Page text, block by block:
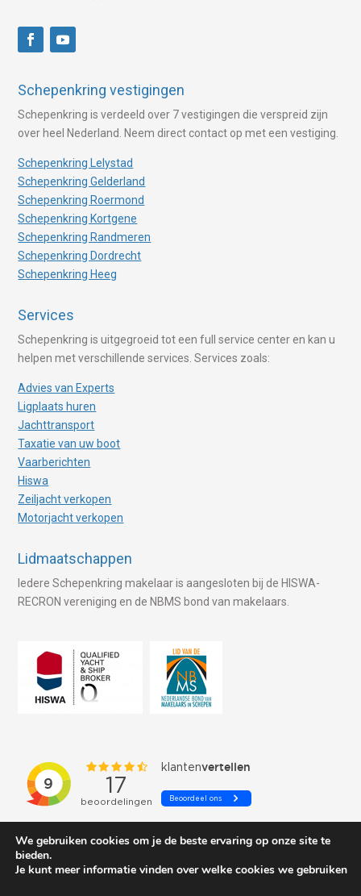
Schepenkring vestigingen
Schepenkring is verdeeld over 7 vestigingen die verspreid zijn
over heel Nederland. Neem direct contact op met een vestiging.
Schepenkring Lelystad
Schepenkring Gelderland
Schepenkring Roermond
Schepenkring Kortgene
Schepenkring Randmeren
Schepenkring Dordrecht
Schepenkring Heeg
Services
Schepenkring is uitgegroeid tot een full service center en kan u
helpen met verschillende services. Services zoals:
Advies van Experts
Ligplaats huren
Jachttransport
Taxatie van uw boot
Vaarberichten
Hiswa
Zeiljacht verkopen
Motorjacht verkopen
Lidmaatschappen
Iedere Schepenkring makelaar is aangesloten bij de HISWA-
RECRON vereniging en de NBMS bond van makelaars.
We gebruiken cookies om je de beste ervaring op onze site te
bieden.
Je kunt meer informatie vinden over welke cookies we gebruiken